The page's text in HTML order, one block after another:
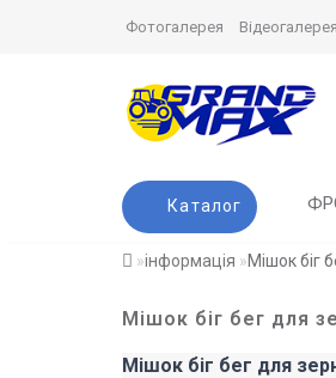
Фотогалерея Відеогалерея
Каталог
інформація Мішок біг
Мішок біг бег для
Мішок біг бег для